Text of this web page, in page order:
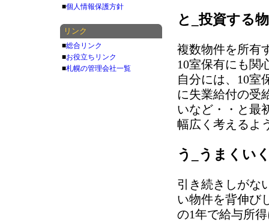
と_投資する
複数物件を所有
10室保有にも関
自分には、10室
に失業給付の受
いなど・・と最
幅広く考えるよ
う_うまくい
引き続きしがな
い物件を背伸び
の1年で給与所
■個人情報保護方針
リンク
■総合リンク
■お役立ちリンク
■札幌の管理会社一覧